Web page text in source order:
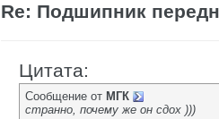
Re: Подшипник
Цитата:
Сообщение от МГК
странно, почему же он сдох )))